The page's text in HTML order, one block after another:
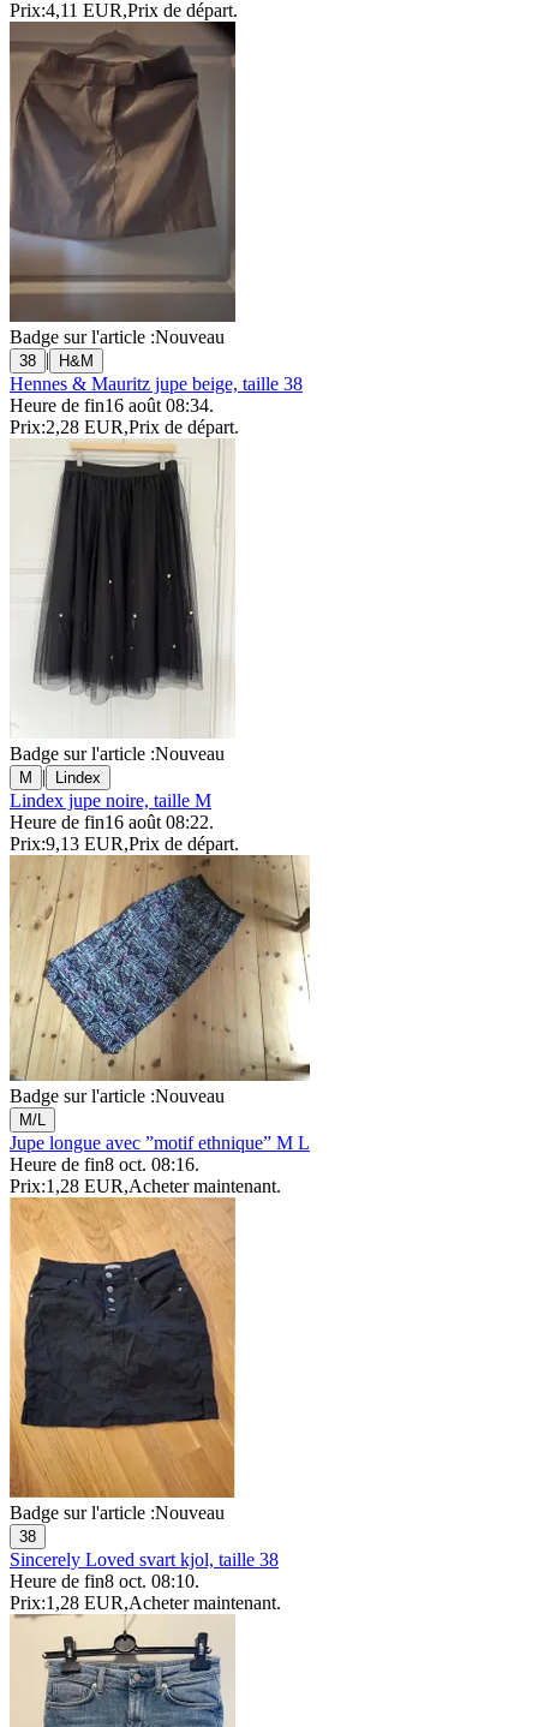
Prix:4,11 EUR,Prix de départ.
Badge sur l'article :Nouveau
38 | H&M
Hennes & Mauritz jupe beige, taille 38
Heure de fin16 août 08:34.
Prix:2,28 EUR,Prix de départ.
Badge sur l'article :Nouveau
M | Lindex
Lindex jupe noire, taille M
Heure de fin16 août 08:22.
Prix:9,13 EUR,Prix de départ.
Badge sur l'article :Nouveau
M/L
Jupe longue avec ”motif ethnique” M L
Heure de fin8 oct. 08:16.
Prix:1,28 EUR,Acheter maintenant.
Badge sur l'article :Nouveau
38
Sincerely Loved svart kjol, taille 38
Heure de fin8 oct. 08:10.
Prix:1,28 EUR,Acheter maintenant.